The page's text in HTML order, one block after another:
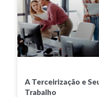
A Terceirização e
Trabalho